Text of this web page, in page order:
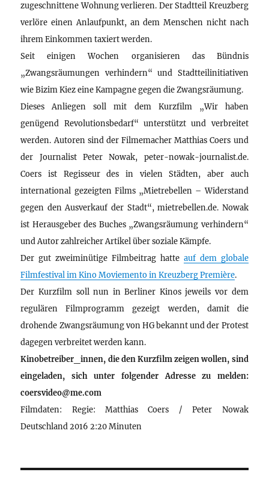
zugeschnittene Wohnung verlieren. Der Stadtteil Kreuzberg
verlöre einen Anlaufpunkt, an dem Menschen nicht nach
ihrem Einkommen taxiert werden.
Seit einigen Wochen organisieren das Bündnis
„Zwangsräumungen verhindern“ und Stadtteilinitiativen
wie Bizim Kiez eine Kampagne gegen die Zwangsräumung.
Dieses Anliegen soll mit dem Kurzfilm „Wir haben
genügend Revolutionsbedarf“ unterstützt und verbreitet
werden. Autoren sind der Filmemacher Matthias Coers und
der Journalist Peter Nowak, peter-nowak-journalist.de.
Coers ist Regisseur des in vielen Städten, aber auch
international gezeigten Films „Mietrebellen – Widerstand
gegen den Ausverkauf der Stadt“, mietrebellen.de. Nowak
ist Herausgeber des Buches „Zwangsräumung verhindern“
und Autor zahlreicher Artikel über soziale Kämpfe.
Der gut zweiminütige Filmbeitrag hatte auf dem globale
Filmfestival im Kino Moviemento in Kreuzberg Première.
Der Kurzfilm soll nun in Berliner Kinos jeweils vor dem
regulären Filmprogramm gezeigt werden, damit die
drohende Zwangsräumung von HG bekannt und der Protest
dagegen verbreitet werden kann.
Kinobetreiber_innen, die den Kurzfilm zeigen wollen, sind
eingeladen, sich unter folgender Adresse zu melden:
coersvideo@me.com
Filmdaten: Regie: Matthias Coers / Peter Nowak
Deutschland 2016 2:20 Minuten